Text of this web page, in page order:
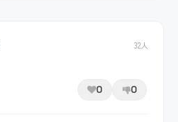
32人
0 0